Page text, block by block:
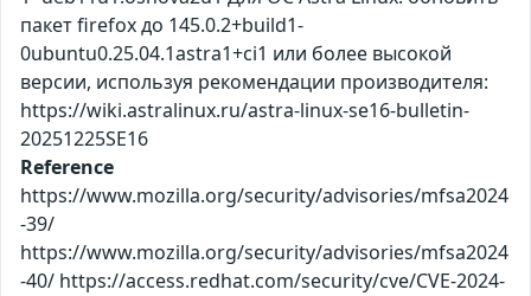
пакет firefox до 145.0.2+build1-
0ubuntu0.25.04.1astra1+ci1 или более высокой
версии, используя рекомендации производителя:
https://wiki.astralinux.ru/astra-linux-se16-bulletin-
20251225SE16
Reference
https://www.mozilla.org/security/advisories/mfsa2024
-39/
https://www.mozilla.org/security/advisories/mfsa2024
-40/ https://access.redhat.com/security/cve/CVE-2024-